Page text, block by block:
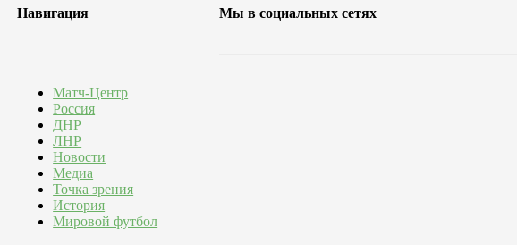
Навигация
Матч-Центр
Россия
ДНР
ЛНР
Новости
Медиа
Точка зрения
История
Мировой футбол
Мы в социальных сетях